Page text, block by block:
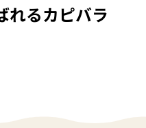
れるカピバラ